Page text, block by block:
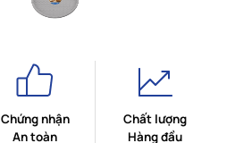
Chứng nhận
An toàn
Chất lượng
Hàng đầu